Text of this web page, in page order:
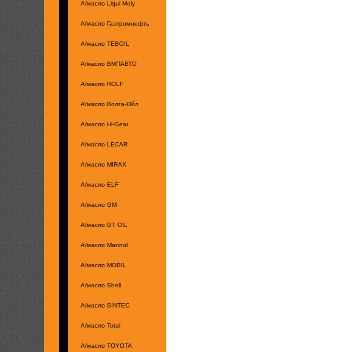
А/масло Liqui Moly
А/масло Газпромнефть
А/масло TEBOIL
А/масло ВМПАВТО
А/масло ROLF
А/масло Волга-Ойл
А/масло Hi-Gear
А/масло LECAR
А/масло MIRAX
А/масло ELF
А/масло GM
А/масло GT OIL
А/масло Mannol
А/масло MOBIL
А/масло Shell
А/масло SINTEC
А/масло Total
А/масло TOYOTA